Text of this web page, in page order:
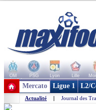
OM PSG Lyon Lille
+ de clubs
Mercato Ligue 1 L2/
Actualité | Journal des